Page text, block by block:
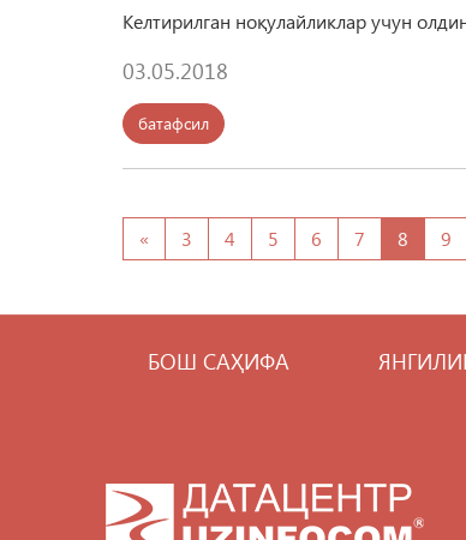
Келтирилган ноқулайликлар учун
03.05.2018
батафсил
« 3 4 5 6 7 8 9
БОШ САҲИФА